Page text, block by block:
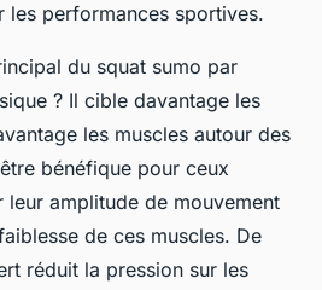
les performances sportives.
du squat sumo par
? Il cible davantage les
les muscles autour des
bénéfique pour ceux
leur amplitude de mouvement
de ces muscles. De
réduit la pression sur les